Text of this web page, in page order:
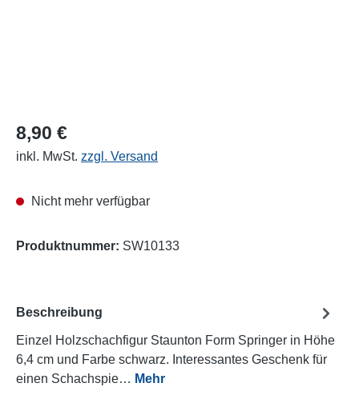
8,90 €
inkl. MwSt. zzgl. Versand
Nicht mehr verfügbar
Produktnummer: SW10133
Beschreibung
Einzel Holzschachfigur Staunton Form Springer in Höhe
6,4 cm und Farbe schwarz. Interessantes Geschenk für
einen Schachspie… Mehr